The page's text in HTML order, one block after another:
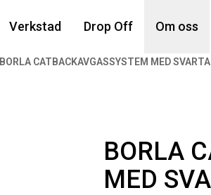
Verkstad Drop Off Om oss
BORLA CATBACKAVGASSYSTEM MED
BORLA
MED